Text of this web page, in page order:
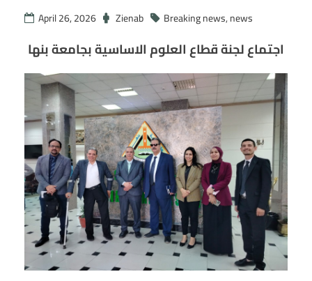
April 26, 2026 Zienab Breaking news,news
اجتماع لجنة قطاع العلوم الاساسية بجامعة بنها